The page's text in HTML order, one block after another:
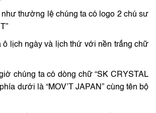
như thường lệ chúng ta có logo 2 chú sư
ô lịch ngày và lịch thứ với nền trắng chữ
chúng ta có dòng chữ “SK CRYSTAL
dưới là “MOV’T JAPAN” cùng tên bộ